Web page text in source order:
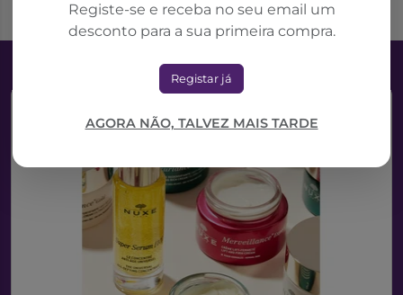
Registe-se e receba no seu email um
desconto para a sua primeira compra.
Registar já
AGORA NÃO, TALVEZ MAIS TARDE